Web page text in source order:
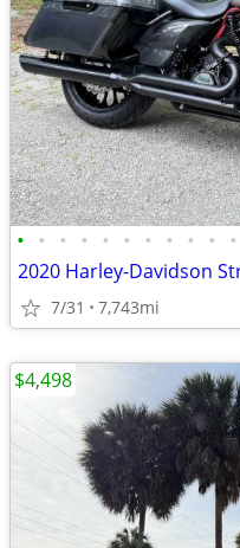
• • • • • • • • • • •
7/31 7,743mi
$4,498